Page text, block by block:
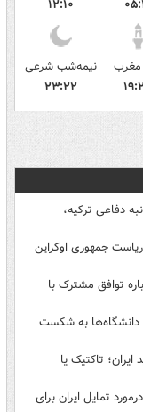
۱۲:۱۰
مغرب
نیمه‌شب شرعی
۲۳:۲۲
دفاعی ترکیه،
جمهوری اوکراین
توافق مشترک با
دانشگاه‌ها به شکست
تاکتیک یا
تمایل ایران برای